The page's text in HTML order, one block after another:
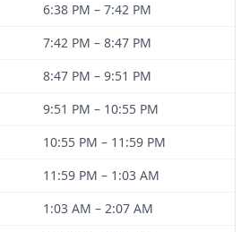
6:38 PM – 7:42 PM
7:42 PM – 8:47 PM
8:47 PM – 9:51 PM
9:51 PM – 10:55 PM
10:55 PM – 11:59 PM
11:59 PM – 1:03 AM
1:03 AM – 2:07 AM